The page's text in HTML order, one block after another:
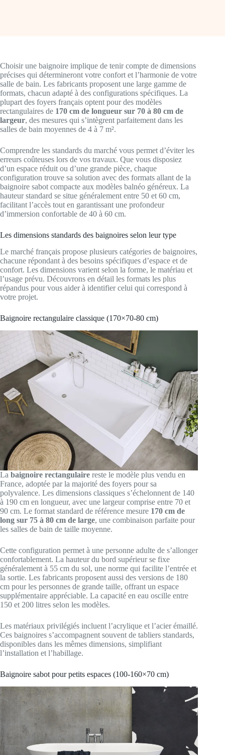
Choisir une baignoire implique de tenir compte de dimensions
précises qui détermineront votre confort et l’harmonie de votre
salle de bain. Les fabricants proposent une large gamme de
formats, chacun adapté à des configurations spécifiques. La
plupart des foyers français optent pour des modèles
rectangulaires de 170 cm de longueur sur 70 à 80 cm de
largeur, des mesures qui s’intègrent parfaitement dans les
salles de bain moyennes de 4 à 7 m².
Comprendre les standards du marché vous permet d’éviter les
erreurs coûteuses lors de vos travaux. Que vous disposiez
d’un espace réduit ou d’une grande pièce, chaque
configuration trouve sa solution avec des formats allant de la
baignoire sabot compacte aux modèles balnéo généreux. La
hauteur standard se situe généralement entre 50 et 60 cm,
facilitant l’accès tout en garantissant une profondeur
d’immersion confortable de 40 à 60 cm.
Les dimensions standards des baignoires selon leur type
Le marché français propose plusieurs catégories de baignoires,
chacune répondant à des besoins spécifiques d’espace et de
confort. Les dimensions varient selon la forme, le matériau et
l’usage prévu. Découvrons en détail les formats les plus
répandus pour vous aider à identifier celui qui correspond à
votre projet.
Baignoire rectangulaire classique (170×70-80 cm)
La baignoire rectangulaire reste le modèle plus vendu en
France, adoptée par la majorité des foyers pour sa
polyvalence. Les dimensions classiques s’échelonnent de 140
à 190 cm en longueur, avec une largeur comprise entre 70 et
90 cm. Le format standard de référence mesure 170 cm de
long sur 75 à 80 cm de large, une combinaison parfaite pour
les salles de bain de taille moyenne.
Cette configuration permet à une personne adulte de s’allonger
confortablement. La hauteur du bord supérieur se fixe
généralement à 55 cm du sol, une norme qui facilite l’entrée et
la sortie. Les fabricants proposent aussi des versions de 180
cm pour les personnes de grande taille, offrant un espace
supplémentaire appréciable. La capacité en eau oscille entre
150 et 200 litres selon les modèles.
Les matériaux privilégiés incluent l’acrylique et l’acier émaillé.
Ces baignoires s’accompagnent souvent de tabliers standards,
disponibles dans les mêmes dimensions, simplifiant
l’installation et l’habillage.
Baignoire sabot pour petits espaces (100-160×70 cm)